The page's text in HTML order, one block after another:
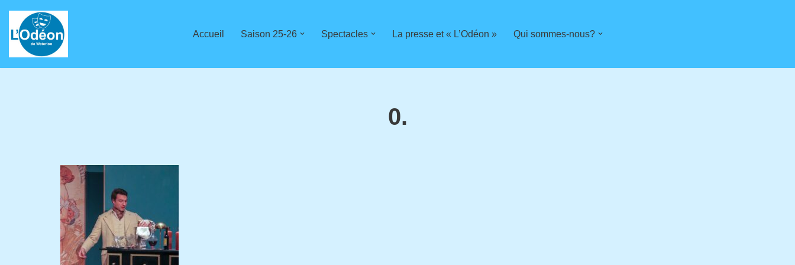
Aller
Accueil Saison 25-26 Spectacles La presse et « L’Odéon » Qui sommes-nous?
0.